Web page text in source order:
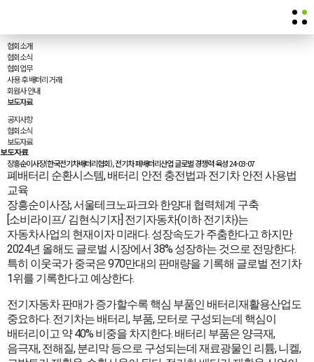
협회소개
협회소식
협회업무
사용 후 배터리 거래
회원사 안내
보도자료
공지사항
협회소식
보도자료
보도자료
장흥순이사장(한국전기차배터리협회), 전기차 폐배터리산업 글로벌 경쟁력 육성24-03-07
폐배터리 순환시스템, 배터리 안전 충전법과 전기차 안전 사용법
교육
장흥순이사장, 서울테크노파크와 한양대 협력체계 구축
[소비라이프/ 김현식기자] 전기자동차(이하 전기차)는
자동차사업의 현재이자 미래다. 성장속도가 주춤한다고 하지만
2024년 올해도 글로벌 시장에서 38% 성장하는 것으로 전망한다.
특히 이웃국가 중국은 970만대의 판매량을 기록해 글로벌 전기차
1위를 기록한다고 예상한다.
전기자동차 판매가 증가할수록 핵심 부품인 배터리재활용산업도
중요하다. 전기차는 배터리, 부품, 모터로 구성되는데 핵심이
배터리이고 약 40% 비중을 차지한다. 배터리 부품은 양극재,
음극재, 전해질, 분리막 등으로 구성되는데 재료광물인 리튬, 니켈,